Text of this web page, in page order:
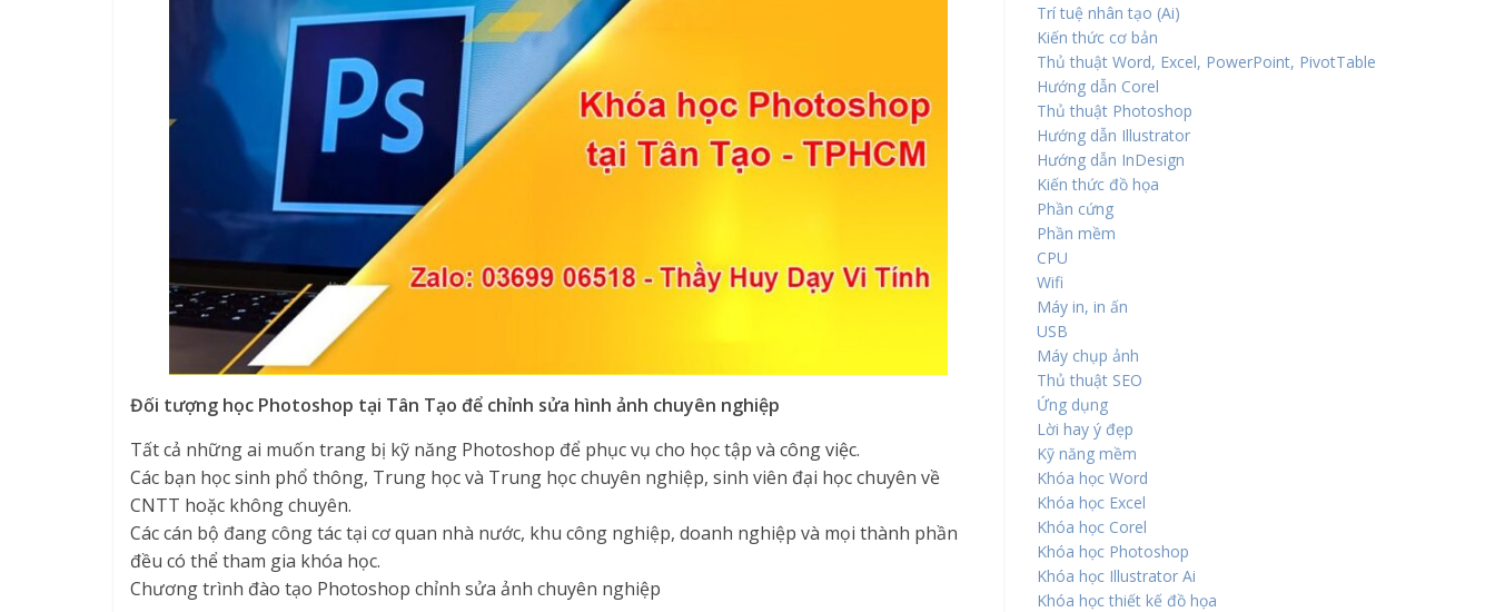
Đối tượng học Photoshop tại Tân Tạo để chỉnh sửa hình ảnh chuyên nghiệp
Tất cả những ai muốn trang bị kỹ năng Photoshop để phục vụ cho học tập và công việc.
Các bạn học sinh phổ thông, Trung học và Trung học chuyên nghiệp, sinh viên đại học chuyên về
CNTT hoặc không chuyên.
Các cán bộ đang công tác tại cơ quan nhà nước, khu công nghiệp, doanh nghiệp và mọi thành phần
đều có thể tham gia khóa học.
Chương trình đào tạo Photoshop chỉnh sửa ảnh chuyên nghiệp
Trí tuệ nhân tạo (Ai)
Kiến thức cơ bản
Thủ thuật Word, Excel, PowerPoint, PivotTable
Hướng dẫn Corel
Thủ thuật Photoshop
Hướng dẫn Illustrator
Hướng dẫn InDesign
Kiến thức đồ họa
Phần cứng
Phần mềm
CPU
Wifi
Máy in, in ấn
USB
Máy chụp ảnh
Thủ thuật SEO
Ứng dụng
Lời hay ý đẹp
Kỹ năng mềm
Khóa học Word
Khóa học Excel
Khóa học Corel
Khóa học Photoshop
Khóa học Illustrator Ai
Khóa học thiết kế đồ họa